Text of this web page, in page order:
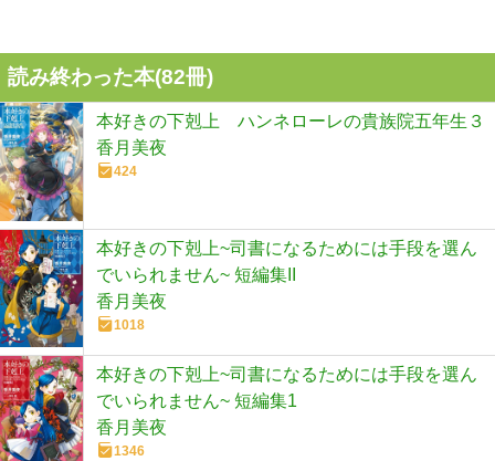
読み終わった本(82冊)
本好きの下剋上 ハンネローレの貴族院五年生３
香月美夜
424
本好きの下剋上~司書になるためには手段を選ん
でいられません~ 短編集II
香月美夜
1018
本好きの下剋上~司書になるためには手段を選ん
でいられません~ 短編集1
香月美夜
1346